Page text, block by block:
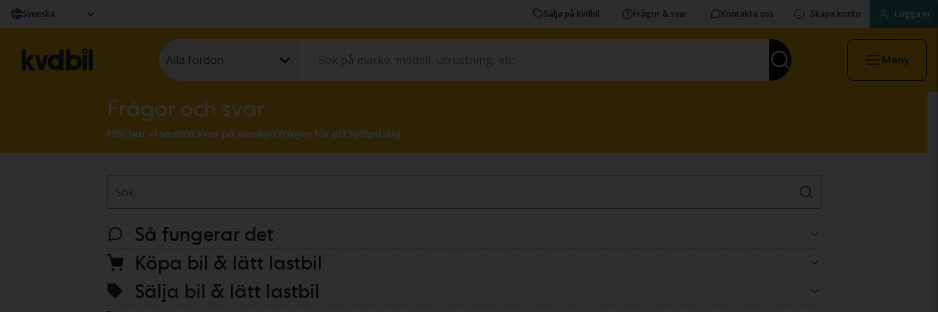
Svenska Sälja på Kvdbil Frågor & svar Kontakta oss Skapa konto Logga in
Alla fordon Meny
Frågor och svar
Här har vi samlat svar på vanliga frågor för att hjälpa dig
Så fungerar det
Hur fungerar Kvdbil?
Hur blir jag medlem?
Köpa bil & lätt lastbil
Hur köper jag en bil via Kvdbil?
Sälja bil & lätt lastbil